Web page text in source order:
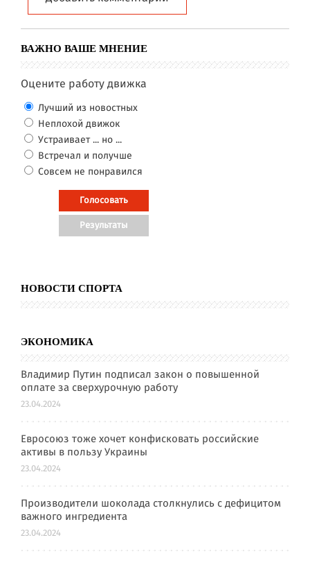
ВАЖНО ВАШЕ МНЕНИЕ
Оцените работу движка
Лучший из новостных
Неплохой движок
Устраивает ... но ...
Встречал и получше
Совсем не понравился
НОВОСТИ СПОРТА
ЭКОНОМИКА
Владимир Путин подписал закон о повышенной
оплате за сверхурочную работу
23.04.2024
Евросоюз тоже хочет конфисковать российские
активы в пользу Украины
23.04.2024
Производители шоколада столкнулись с дефицитом
важного ингредиента
23.04.2024